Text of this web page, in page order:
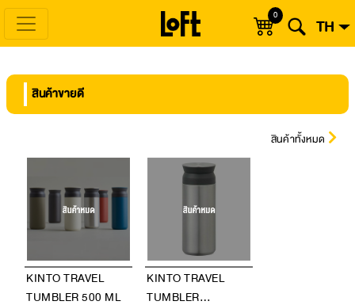
0 TH
สินค้าขายดี
สินค้าทั้งหมด
KINTO TRAVEL
TUMBLER 500 ML
KINTO TRAVEL
TUMBLER